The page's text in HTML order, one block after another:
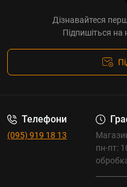
Дізнавайтеся
Підпишіться
Телефони
(095) 919 18 13
пн-пт: